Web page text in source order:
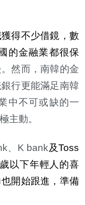
得不少借鏡，數
的金融業都很保
然而，南韓的金
行更能滿足南韓
中不可或缺的一
主動。
、K bank及Toss
以下年輕人的喜
開始跟進，準備